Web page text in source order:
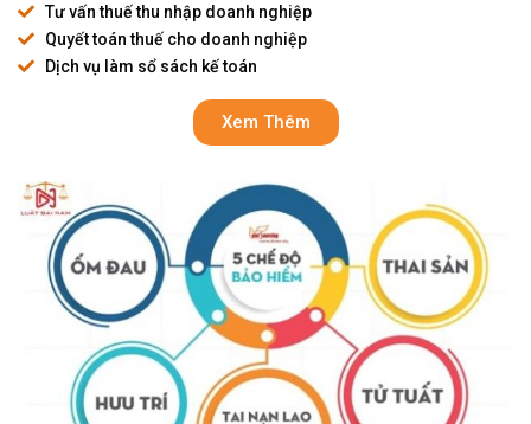
Tư vấn thuế thu nhập doanh nghiệp
Quyết toán thuế cho doanh nghiệp
Dịch vụ làm sổ sách kế toán
Xem Thêm